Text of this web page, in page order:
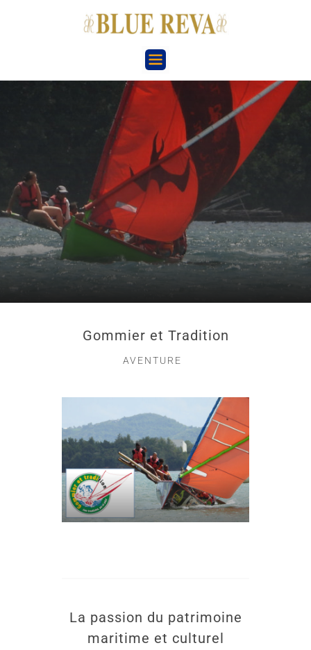
Gommier et Tradition
AVENTURE
La passion du patrimoine
maritime et culturel